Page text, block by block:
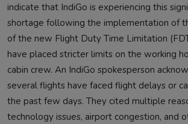
indicate that IndiGo is experiencing this
shortage following the implementation of
of the new Flight Duty Time Limitation
have placed stricter limits on the working
cabin crew. An IndiGo spokesperson
several flights have faced flight delays or
the past few days. They cited multiple
technology issues, airport congestion, and